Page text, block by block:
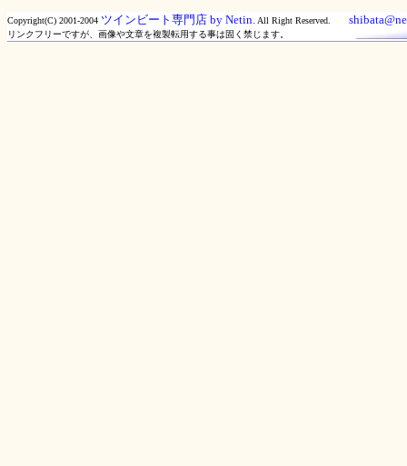
Copyright(C) 2001-2004 ツインビート専門店 by Netin. All Right Reserved.
リンクフリーですが、画像や文章を複製転用する事は固く禁じます。